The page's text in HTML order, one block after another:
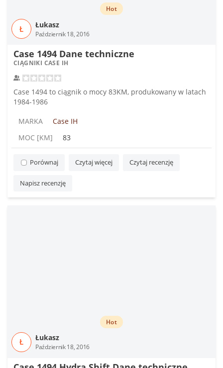
Ł Łukasz
Październik 18, 2016
Hot
Case 1494 Dane techniczne
CIĄGNIKI CASE IH
Case 1494 to ciągnik o mocy 83KM, produkowany w latach
1984-1986
MARKA
Case IH
MOC [KM]
83
Porównaj Czytaj więcej Czytaj recenzję
Napisz recenzję
Ł Łukasz
Październik 18, 2016
Hot